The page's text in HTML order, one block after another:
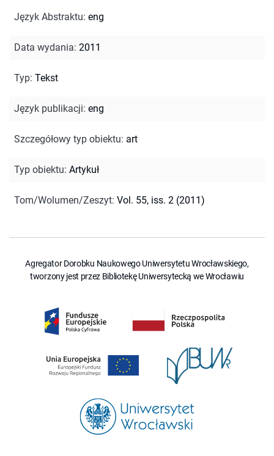
Język Abstraktu: eng
Data wydania: 2011
Typ: Tekst
Język publikacji: eng
Szczegółowy typ obiektu: art
Typ obiektu: Artykuł
Tom/Wolumen/Zeszyt: Vol. 55, iss. 2 (2011)
Agregator Dorobku Naukowego Uniwersytetu Wrocławskiego,
tworzony jest przez Bibliotekę Uniwersytecką we Wrocławiu